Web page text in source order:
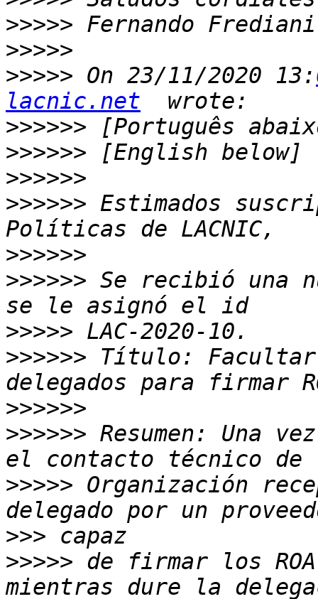
>>>>>
>>>>>
>>>>> On 23/11/2020 13:
lacnic.net
>>>>>>
>>>>>>
>>>>>>
>>>>>> Estimados
>>>>>>
>>>>>> Se recibió una
>>>>>
>>>>>> Título: Facultar
>>>>>>
>>>>>> Resumen: Una
>>>>> Organización
>>>
>>>>> de firmar los